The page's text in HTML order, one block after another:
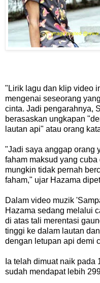
"Lirik lagu dan klip video
mengenai seseorang
cinta. Jadi pengarahnya,
berasaskan ungkapan
lautan api" atau orang
"Jadi saya anggap orang
faham maksud yang
mungkin tidak pernah
faham," ujar Hazama
Dalam video muzik
Hazama sedang melalui
di atas tali merentasi
tinggi ke dalam lautan
dengan letupan api demi
Ia telah dimuat naik pada
sudah mendapat lebih